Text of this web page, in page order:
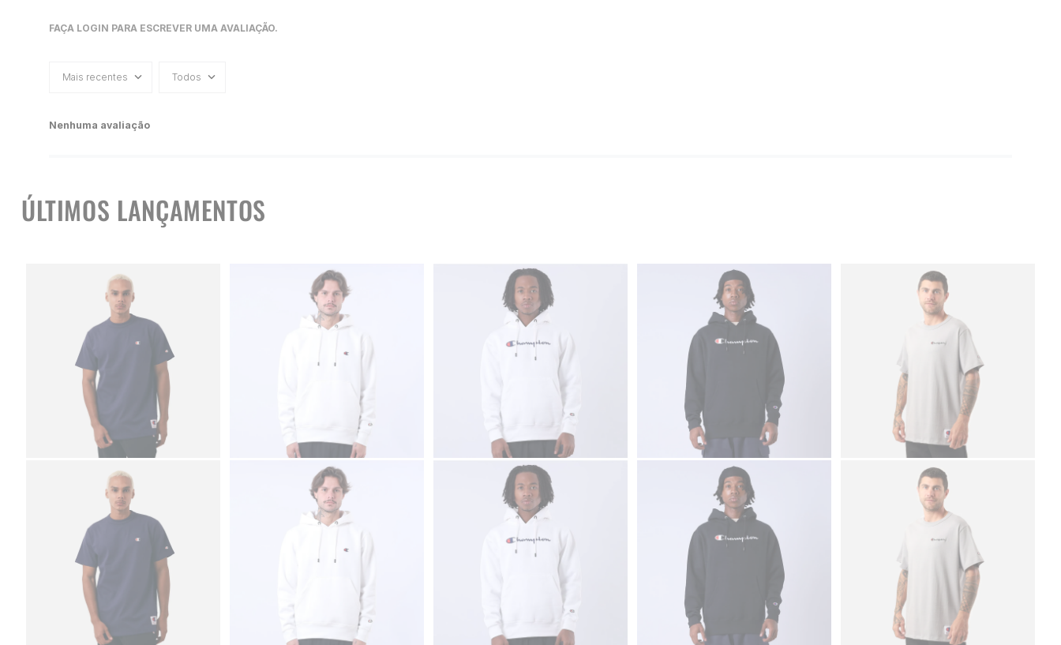
FAÇA LOGIN PARA ESCREVER UMA AVALIAÇÃO.
Mais recentes Todos
Nenhuma avaliação
ÚLTIMOS LANÇAMENTOS